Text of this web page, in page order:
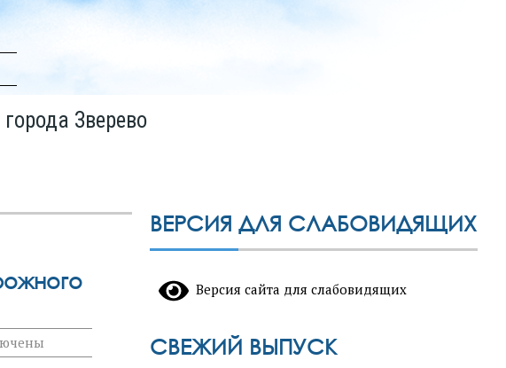
Зверево
ВЕРСИЯ ДЛЯ СЛАБОВИДЯЩИХ
Версия сайта для слабовидящих
СВЕЖИЙ ВЫПУСК